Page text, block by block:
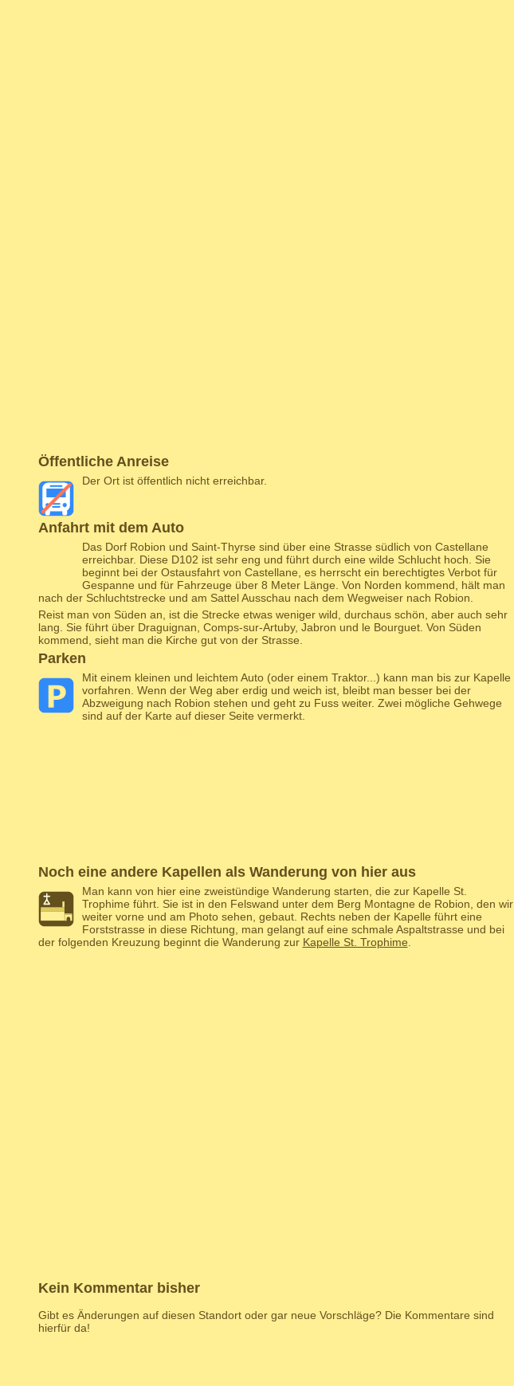
Öffentliche Anreise
Der Ort ist öffentlich nicht erreichbar.
Anfahrt mit dem Auto
Das Dorf Robion und Saint-Thyrse sind über eine Strasse südlich von Castellane
erreichbar. Diese D102 ist sehr eng und führt durch eine wilde Schlucht hoch. Sie
beginnt bei der Ostausfahrt von Castellane, es herrscht ein berechtigtes Verbot für
Gespanne und für Fahrzeuge über 8 Meter Länge. Von Norden kommend, hält man
nach der Schluchtstrecke und am Sattel Ausschau nach dem Wegweiser nach Robion.
Reist man von Süden an, ist die Strecke etwas weniger wild, durchaus schön, aber auch sehr
lang. Sie führt über Draguignan, Comps-sur-Artuby, Jabron und le Bourguet. Von Süden
kommend, sieht man die Kirche gut von der Strasse.
Parken
Mit einem kleinen und leichtem Auto (oder einem Traktor...) kann man bis zur Kapelle
vorfahren. Wenn der Weg aber erdig und weich ist, bleibt man besser bei der
Abzweigung nach Robion stehen und geht zu Fuss weiter. Zwei mögliche Gehwege
sind auf der Karte auf dieser Seite vermerkt.
Noch eine andere Kapellen als Wanderung von hier aus
Man kann von hier eine zweistündige Wanderung starten, die zur Kapelle St.
Trophime führt. Sie ist in den Felswand unter dem Berg Montagne de Robion, den wir
weiter vorne und am Photo sehen, gebaut. Rechts neben der Kapelle führt eine
Forststrasse in diese Richtung, man gelangt auf eine schmale Aspaltstrasse und bei
der folgenden Kreuzung beginnt die Wanderung zur Kapelle St. Trophime
Kein Kommentar bisher
Gibt es Änderungen auf diesen Standort oder gar neue Vorschläge? Die Kommentare sind
hierfür da!